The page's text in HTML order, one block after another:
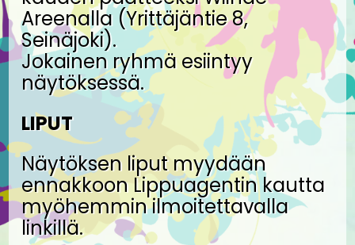
Areenalla (Yrittäjäntie 8,
Seinäjoki).
Jokainen ryhmä esiintyy
näytöksessä.
LIPUT
Näytöksen liput myydään
ennakkoon Lippuagentin kautta
myöhemmin ilmoitettavalla
linkillä.